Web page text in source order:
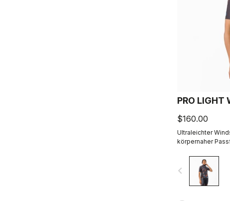
PRO LIGHT
$160.00
Ultraleichter
körpernaher
navigate_before